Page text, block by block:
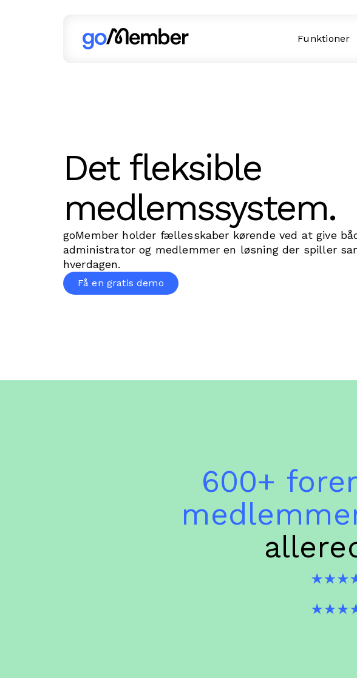
Funktioner
Det fleksible
medlemssystem.
goMember holder fællesskaber kørende ved at give
administrator og medlemmer en løsning der spiller
hverdagen.
Få en gratis demo
600+